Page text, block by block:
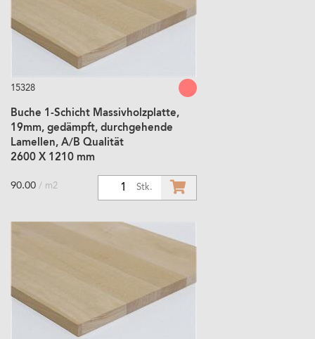
15328
Buche 1-Schicht Massivholzplatte,
19mm, gedämpft, durchgehende
Lamellen, A/B Qualität
2600 X 1210 mm
Stk.
90.00 / m2